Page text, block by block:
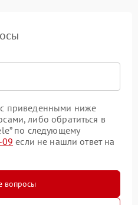
приведенными ниже
либо обратиться в
по следующему
09 если не нашли ответ на
вопросы